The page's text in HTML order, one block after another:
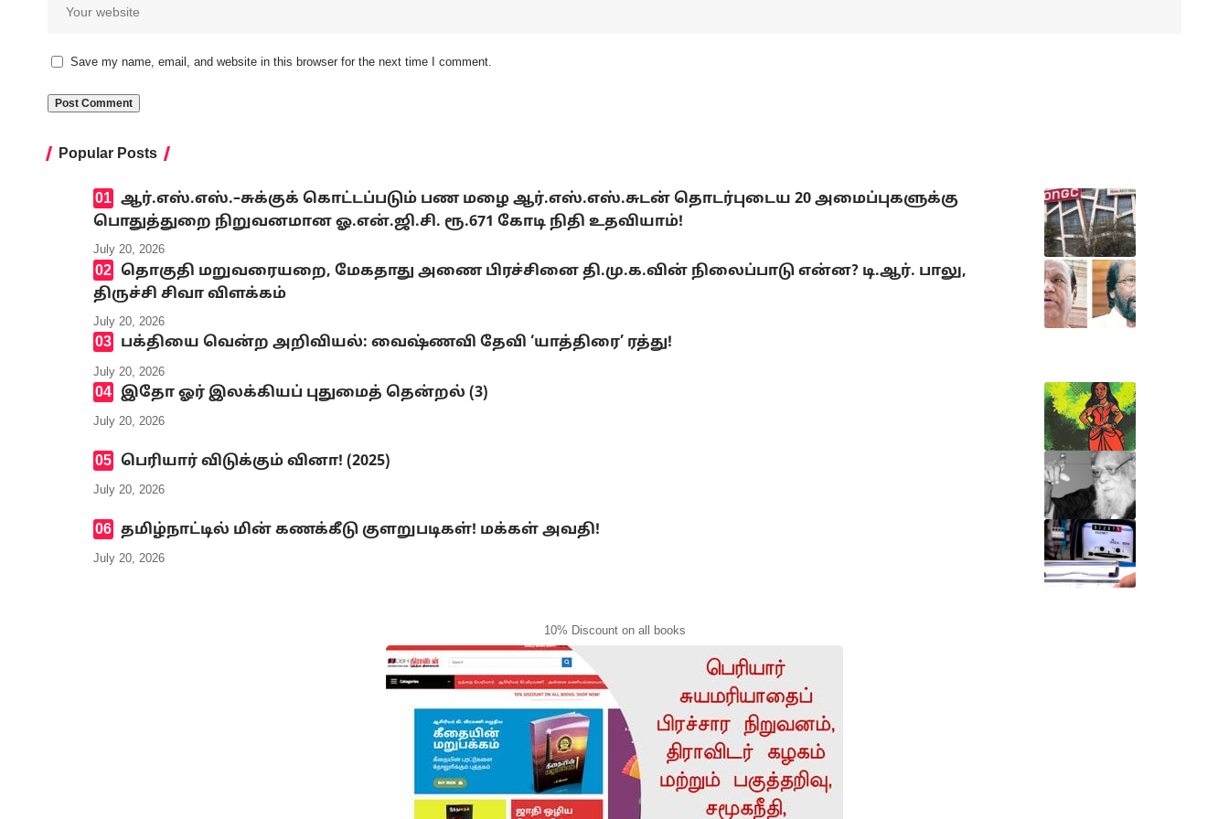
Save my name, email, and website in this browser for the next time I comment.
Popular Posts
ஆர்.எஸ்.எஸ்.–சுக்குக் கொட்டப்படும் பண மழை ஆர்.எஸ்.எஸ்.சுடன் தொடர்புடைய 20 அமைப்புகளுக்கு
பொதுத்துறை நிறுவனமான ஓ.என்.ஜி.சி. ரூ.671 கோடி நிதி உதவியாம்!
July 20, 2026
தொகுதி மறுவரையறை, மேகதாது அணை பிரச்சினை தி.மு.க.வின் நிலைப்பாடு என்ன? டி.ஆர். பாலு,
திருச்சி சிவா விளக்கம்
July 20, 2026
பக்தியை வென்ற அறிவியல்: வைஷ்ணவி தேவி ‘யாத்திரை’ ரத்து!
July 20, 2026
இதோ ஓர் இலக்கியப் புதுமைத் தென்றல் (3)
July 20, 2026
பெரியார் விடுக்கும் வினா! (2025)
July 20, 2026
தமிழ்நாட்டில் மின் கணக்கீடு குளறுபடிகள்! மக்கள் அவதி!
July 20, 2026
10% Discount on all books